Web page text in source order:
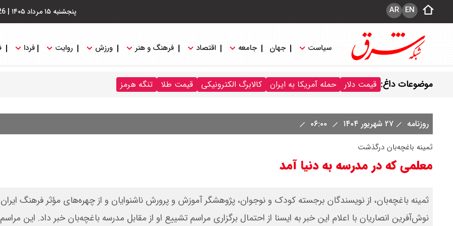
پنجشنبه ۱۵ مرداد ۱۴۰۵ | EN
AR
سیاست جهان جامعه اقتصاد فرهنگ و هنر ورزش روایت فردا
موضوعات داغ: قیمت دلار حمله آمریکا به ایران کالابرگ الکترونیکی قیمت طلا تنگه هرمز
روزنامه ۲۷ شهریور ۱۴۰۴
ثمینه باغچه‌بان درگذشت
معلمی که در مدرسه به دنیا آمد
ثمینه باغچه‌بان، از نویسندگان برجسته کودک و نوجوان، پژوهشگر آموزش و پرورش ناشنوایان و از چهره‌های مؤثر فرهنگ
نوش‌آفرین انصاریان با اعلام این خبر به ایسنا از احتمال برگزاری مراسم تشییع او از مقابل مدرسه باغچه‌بان خبر داد. این مراسم